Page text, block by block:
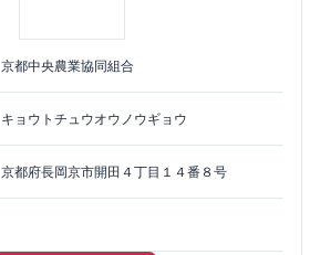
京都中央農業協同組合
キョウトチュウオウノウギョウ
京都府長岡京市開田４丁目１４番８号